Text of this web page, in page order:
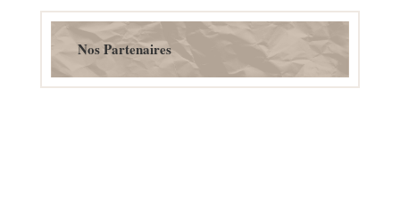
Nos Partenaires